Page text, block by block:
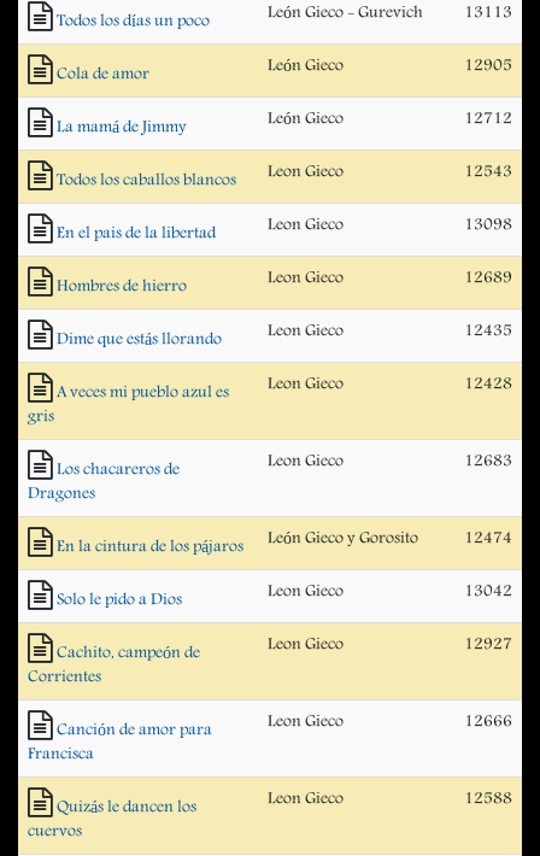
Todos los días un poco León Gieco - Gurevich 13113
Cola de amor León Gieco 12905
La mamá de Jimmy León Gieco 12712
Todos los caballos blancos Leon Gieco 12543
En el pais de la libertad Leon Gieco 13098
Hombres de hierro Leon Gieco 12689
Dime que estás llorando Leon Gieco 12435
A veces mi pueblo azul es
gris
Leon Gieco 12428
Los chacareros de
Dragones
Leon Gieco 12683
En la cintura de los pájaros León Gieco y Gorosito 12474
Solo le pido a Dios Leon Gieco 13042
Cachito, campeón de
Corrientes
Leon Gieco 12927
Canción de amor para
Francisca
Leon Gieco 12666
Quizás le dancen los
cuervos
Leon Gieco 12588